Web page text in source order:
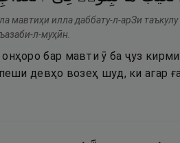
мавтиҳи илла даббату-л-арЗи
л-муҳӣн.
бар мавти ӯ ба ҷуз
девҳо возеҳ шуд, ки агар